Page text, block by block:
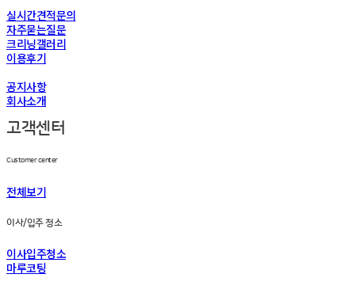
실시간견적문의
자주묻는질문
크리닝갤러리
이용후기
공지사항
회사소개
고객센터
Customer center
전체보기
이사/입주 청소
이사입주청소
마루코팅